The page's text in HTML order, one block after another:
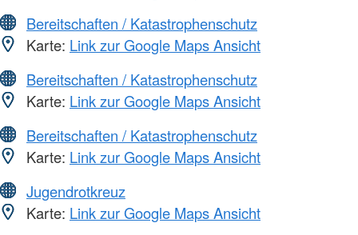
Bereitschaften / Katastrophenschutz
Karte: Link zur Google Maps Ansicht
Bereitschaften / Katastrophenschutz
Karte: Link zur Google Maps Ansicht
Bereitschaften / Katastrophenschutz
Karte: Link zur Google Maps Ansicht
Jugendrotkreuz
Karte: Link zur Google Maps Ansicht